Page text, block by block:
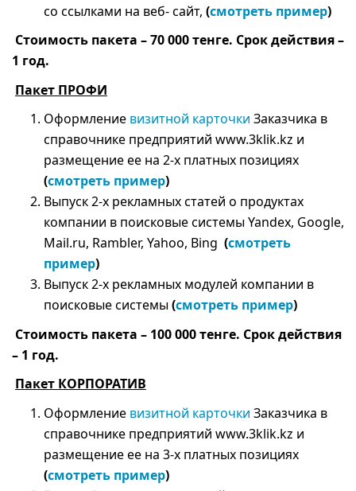
со ссылками на веб- сайт, (смотреть пример)
Стоимость пакета – 70 000 тенге. Срок действия –
1 год.
Пакет ПРОФИ
Оформление визитной карточки Заказчика в
справочнике предприятий www.3klik.kz и
размещение ее на 2-х платных позициях
(смотреть пример)
Выпуск 2-х рекламных статей о продуктах
компании в поисковые системы Yandex, Google,
Mail.ru, Rambler, Yahoo, Bing (смотреть
пример)
Выпуск 2-х рекламных модулей компании в
поисковые системы(смотреть пример)
Стоимость пакета – 100 000 тенге. Срок действия
– 1 год.
Пакет КОРПОРАТИВ
Оформление визитной карточки Заказчика в
справочнике предприятий www.3klik.kz и
размещение ее на 3-х платных позициях
(смотреть пример)